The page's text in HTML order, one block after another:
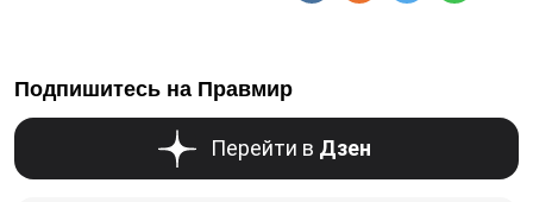
Подпишитесь на Правмир
Перейти в Дзен